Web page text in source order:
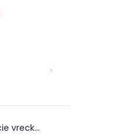
POŽIČOVŇA Zateplovacie vrecko na nosenie